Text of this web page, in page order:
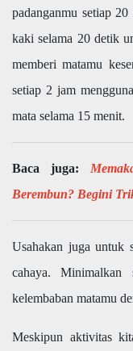
padanganmu setiap
kaki selama 20 detik
memberi matamu
setiap 2 jam
mata selama 15 menit.
Baca juga:
Berembun? Begini
Usahakan juga untuk
cahaya.
kelembaban matamu
Meskipun aktivitas